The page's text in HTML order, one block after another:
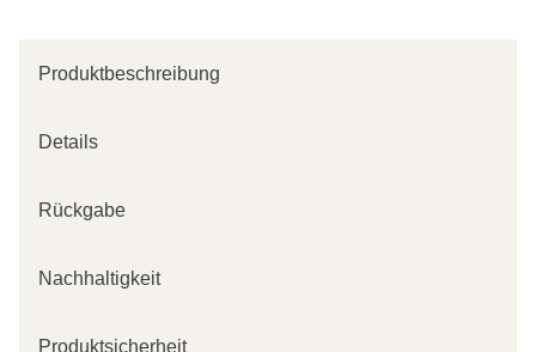
Produktbeschreibung
Details
Rückgabe
Nachhaltigkeit
Produktsicherheit